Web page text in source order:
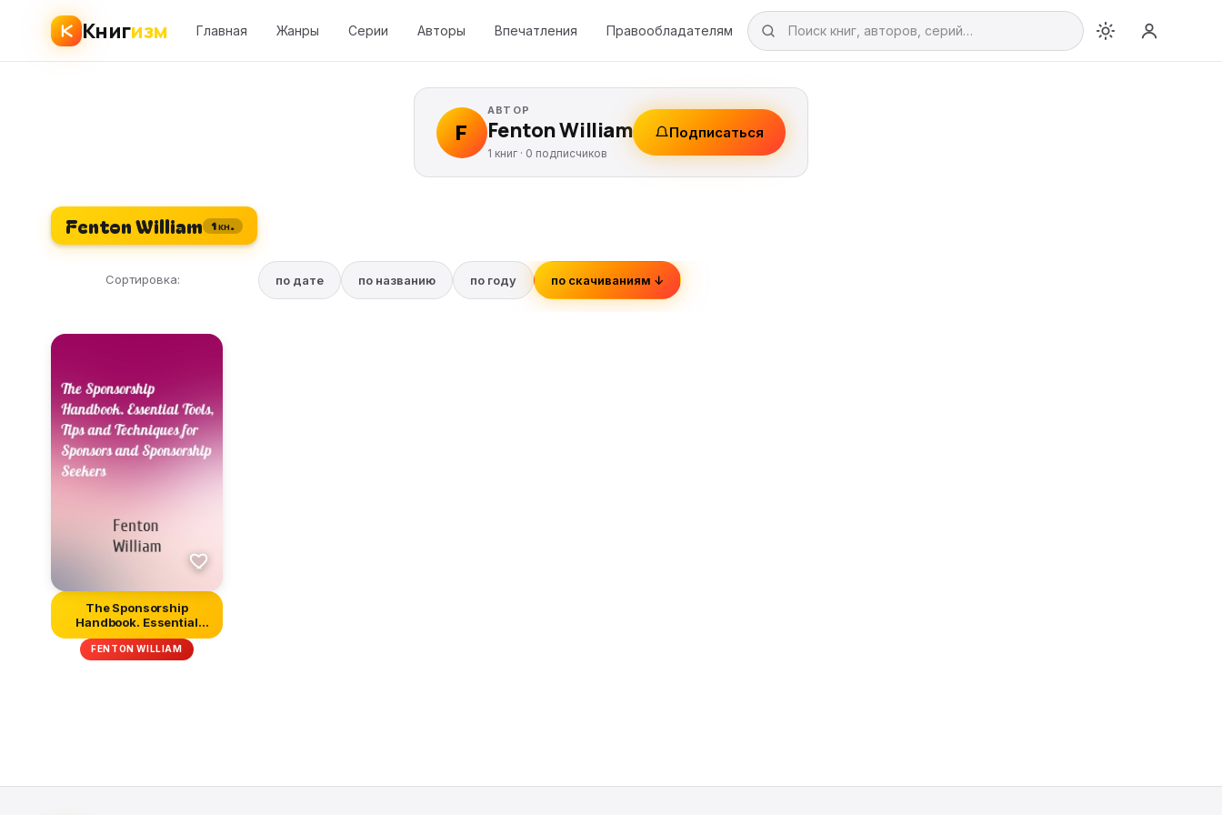
Книгизм Главная Жанры Серии Авторы Впечатления Правообладателям
F
АВТОР
Fenton William
1 книг · 0 подписчиков
Подписаться
Fenton William 1 кн.
Сортировка: по дате по названию по году по скачиваниям ↓
The Sponsorship
Handbook. Essential
Tools, Tips an...
FENTON WILLIAM